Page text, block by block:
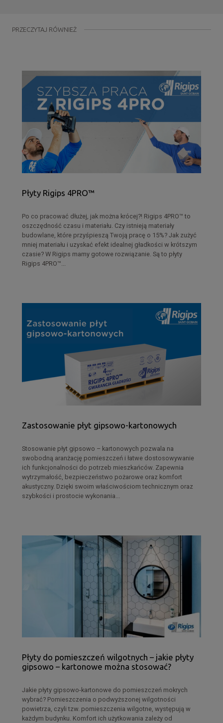
PRZECZYTAJ RÓWNIEŻ
Płyty Rigips 4PRO™
Po co pracować dłużej, jak można krócej?! Rigips 4PRO™ to
oszczędność czasu i materiału. Czy istnieją materiały
budowlane, które przyśpieszą Twoją pracę o 15%? Jak zużyć
mniej materiału i uzyskać efekt idealnej gładkości w krótszym
czasie? W Rigips mamy gotowe rozwiązanie. Są to płyty
Rigips 4PRO™...
Zastosowanie płyt gipsowo-kartonowych
Stosowanie płyt gipsowo – kartonowych pozwala na
swobodną aranżację pomieszczeń i łatwe dostosowywanie
ich funkcjonalności do potrzeb mieszkańców. Zapewnia
wytrzymałość, bezpieczeństwo pożarowe oraz komfort
akustyczny. Dzięki swoim właściwościom technicznym oraz
szybkości i prostocie wykonania...
Płyty do pomieszczeń wilgotnych – jakie płyty
gipsowo – kartonowe można stosować?
Jakie płyty gipsowo-kartonowe do pomieszczeń mokrych
wybrać? Pomieszczenia o podwyższonej wilgotności
powietrza, czyli tzw. pomieszczenia wilgotne, występują w
każdym budynku. Komfort ich użytkowania zależy od